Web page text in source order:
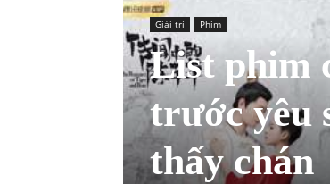
Giải trí Phim
List phim
trước yêu
thấy chán